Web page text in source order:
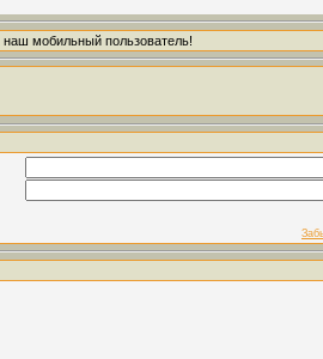
, наш мобильный пользователь!